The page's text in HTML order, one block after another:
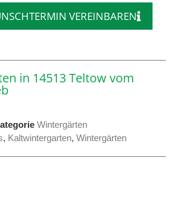
VEREINBAREN
in 14513 Teltow vom
Wintergärten
, Kaltwintergarten, Wintergärten